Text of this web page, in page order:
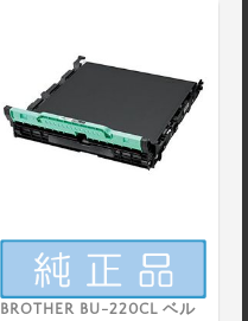
BROTHER BU-220CL ベル